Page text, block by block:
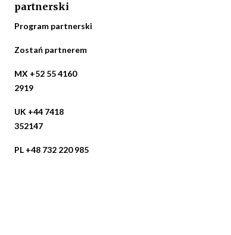
partnerski
Program partnerski
Zostań partnerem
MX +52 55 4160
2919
UK +44 7418
352147
PL +48 732 220 985